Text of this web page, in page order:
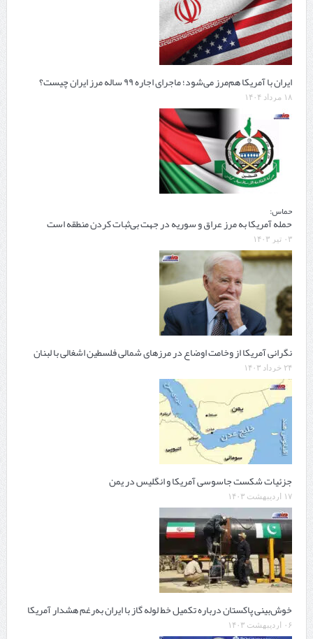
ایران با آمریکا هم‌مرز می‌شود؛ ماجرای اجاره ۹۹ ساله مرز ایران چیست؟
۱۸ مرداد ۱۴۰۴
حماس:
حمله آمریکا به مرز عراق و سوریه در جهت بی‌ثبات کردن منطقه است
۰۳ تیر ۱۴۰۳
نگرانی آمریکا از وخامت اوضاع در مرزهای شمالی فلسطین اشغالی با لبنان
۲۴ خرداد ۱۴۰۳
جزئیات شکست جاسوسی آمریکا و انگلیس در یمن
۱۷ اردیبهشت ۱۴۰۳
خوش‌بینی پاکستان درباره تکمیل خط‌ لوله گاز با ایران به‌رغم هشدار آمریکا
۰۶ اردیبهشت ۱۴۰۳